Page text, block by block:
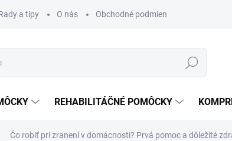
a tipy O nás Obchodné podmienky
Hľadať
REHABILITÁČNÉ POMÔCKY
Čo robiť pri zranení v domácnosti? Prvá pomoc a dôležité